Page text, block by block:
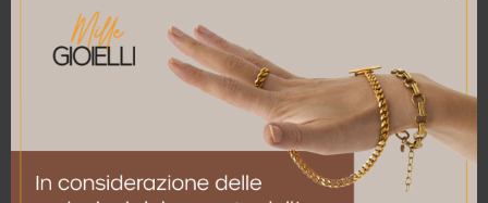
Salva il mio nome, email e sito web in questo
browser per la prossima volta che commento.